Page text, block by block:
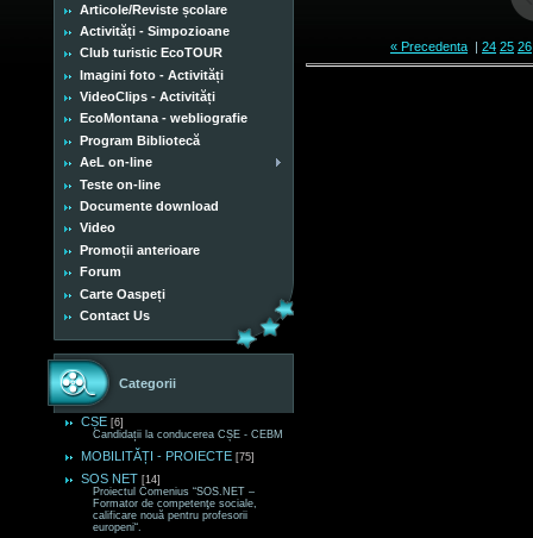
Articole/Reviste școlare
Activități - Simpozioane
Club turistic EcoTOUR
Imagini foto - Activități
VideoClips - Activități
EcoMontana - webliografie
Program Bibliotecă
AeL on-line
Teste on-line
Documente download
Video
Promoții anterioare
Forum
Carte Oaspeți
Contact Us
Categorii
CȘE [6]
Candidații la conducerea CȘE - CEBM
MOBILITĂȚI - PROIECTE [75]
SOS NET [14]
Proiectul Comenius “SOS.NET –
Formator de competenţe sociale,
calificare nouă pentru profesorii
europeni“.
« Precedenta | 24 25 26